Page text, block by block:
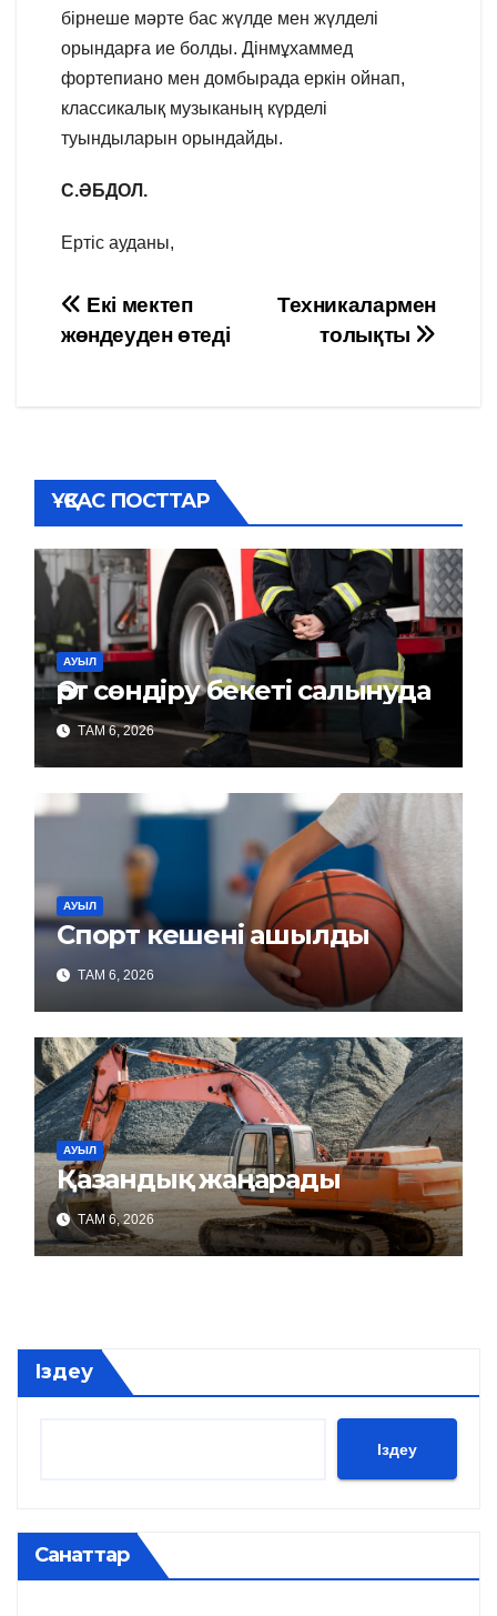
бірнеше мәрте бас жүлде мен жүлделі
орындарға ие болды. Дінмұхаммед
фортепиано мен домбырада еркін ойнап,
классикалық музыканың күрделі
туындыларын орындайды.
С.ӘБДОЛ.
Ертіс ауданы,
Навигация
по
Техникалармен
толықты
Екі мектеп
жөндеуден өтеді
ҰҚСАС ПОСТТАР
АУЫЛ
Өрт сөндіру бекеті салынуда
ТАМ 6, 2026
АУЫЛ
Спорт кешені ашылды
ТАМ 6, 2026
АУЫЛ
Қазандық жаңарады
ТАМ 6, 2026
Іздеу
Іздеу
Санаттар